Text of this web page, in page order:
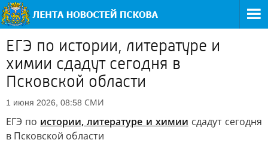
ЕГЭ по истории, литературе и
химии сдадут сегодня в
Псковской области
1 июня 2026, 08:58 СМИ
ЕГЭ по истории, литературе и химии сдадут сегодня
в Псковской области